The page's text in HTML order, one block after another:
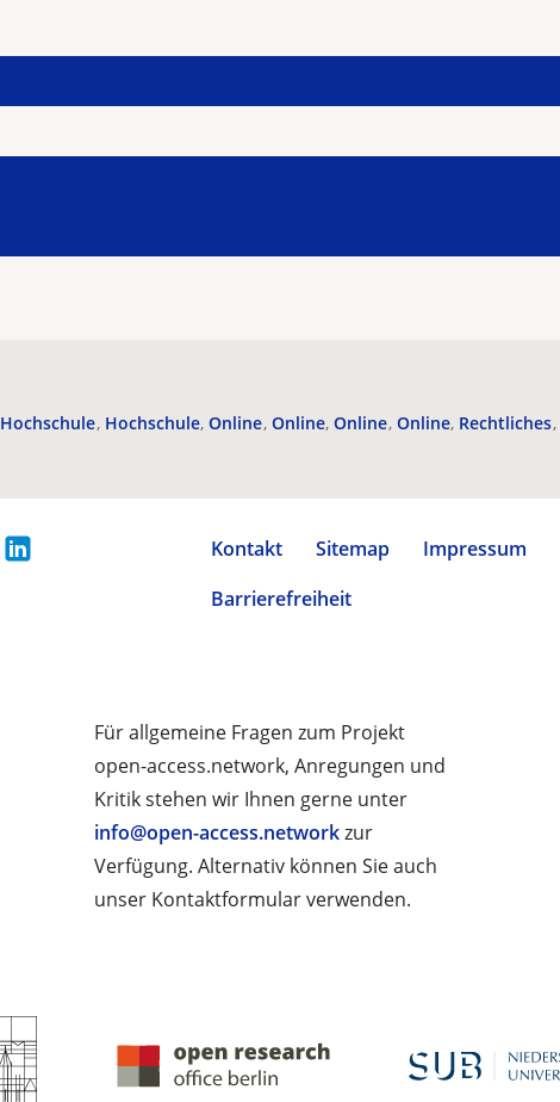
Hochschule Hochschule Online Online Online Online Rechtliches
Kontakt Sitemap Impressum
Barrierefreiheit
Für allgemeine Fragen zum Projekt
open-access.network, Anregungen und
Kritik stehen wir Ihnen gerne unter
info@open-access.networkzur
Verfügung. Alternativ können Sie auch
unser Kontaktformular verwenden.